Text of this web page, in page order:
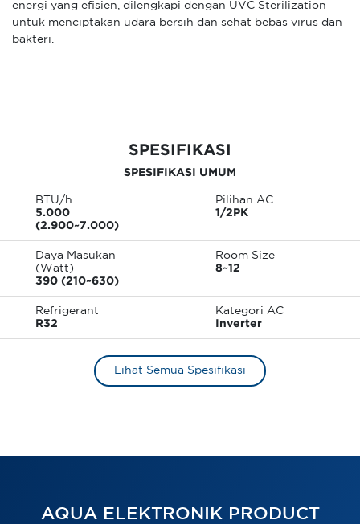
energi yang efisien, dilengkapi dengan UVC Sterilization
untuk menciptakan udara bersih dan sehat bebas virus dan
bakteri.
SPESIFIKASI
SPESIFIKASI UMUM
BTU/h
5.000
(2.900~7.000)
Pilihan AC
1/2PK
Daya Masukan
(Watt)
390 (210~630)
Room Size
8~12
Refrigerant
R32
Kategori AC
Inverter
Lihat Semua Spesifikasi
AQUA ELEKTRONIK PRODUCT